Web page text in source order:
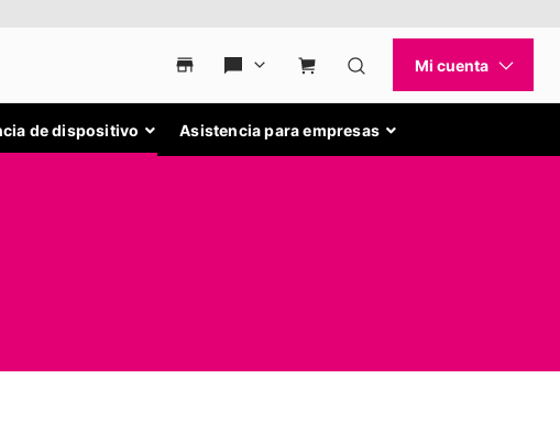
de dispositivo Asistencia para empresas